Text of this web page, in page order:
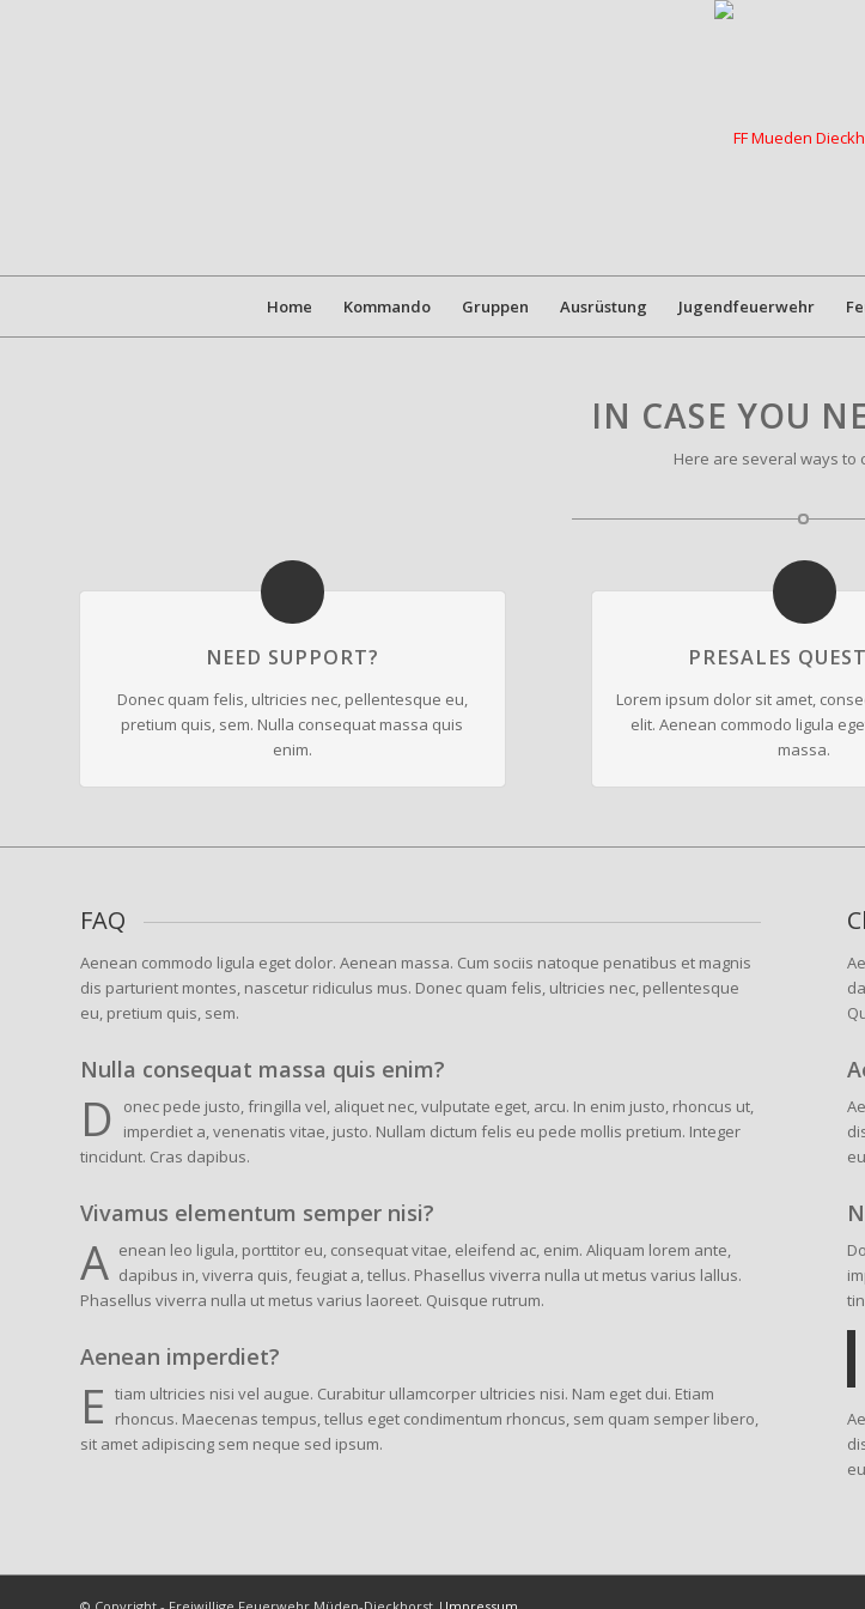
Home Kommando Gruppen Ausrüstung Jugendfeuerwehr
IN CASE YOU
Here are several ways to
NEED SUPPORT?
Donec quam felis, ultricies nec, pellentesque eu,
pretium quis, sem. Nulla consequat massa quis
enim.
PRESALES
Lorem ipsum dolor sit amet,
elit. Aenean commodo ligula
massa.
FAQ
Aenean commodo ligula eget dolor. Aenean massa. Cum sociis natoque penatibus et magnis
dis parturient montes, nascetur ridiculus mus. Donec quam felis, ultricies nec, pellentesque
eu, pretium quis, sem.
Nulla consequat massa quis enim?
D
onec pede justo, fringilla vel, aliquet nec, vulputate eget, arcu. In enim justo, rhoncus ut,
imperdiet a, venenatis vitae, justo. Nullam dictum felis eu pede mollis pretium. Integer
tincidunt. Cras dapibus.
Vivamus elementum semper nisi?
A enean leo ligula, porttitor eu, consequat vitae, eleifend ac, enim. Aliquam lorem ante,
dapibus in, viverra quis, feugiat a, tellus. Phasellus viverra nulla ut metus varius lallus.
Phasellus viverra nulla ut metus varius laoreet. Quisque rutrum.
Aenean imperdiet?
E tiam ultricies nisi vel augue. Curabitur ullamcorper ultricies nisi. Nam eget dui. Etiam
rhoncus. Maecenas tempus, tellus eget condimentum rhoncus, sem quam semper libero,
sit amet adipiscing sem neque sed ipsum.